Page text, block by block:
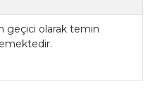
geçici olarak temin